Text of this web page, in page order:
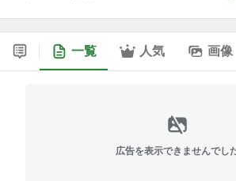
一覧 人気 画像
広告を表示できませんでし